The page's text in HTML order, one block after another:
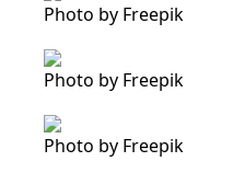
Photo by Freepik
Photo by Freepik
Photo by Freepik